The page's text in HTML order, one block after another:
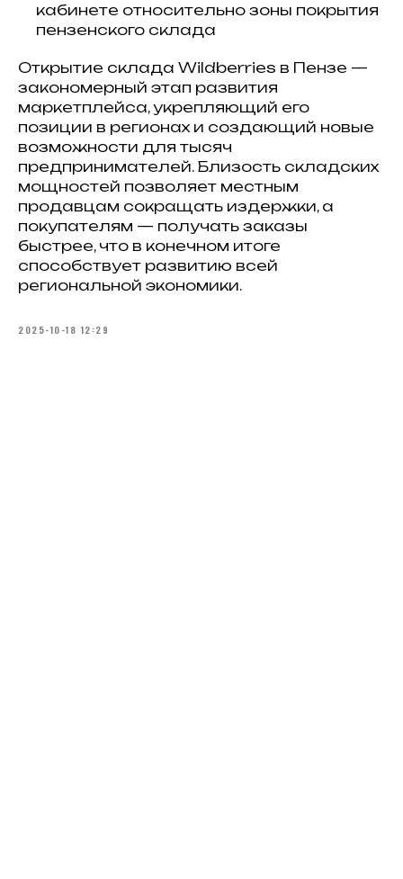
кабинете относительно зоны покрытия
пензенского склада
Открытие склада Wildberries в Пензе —
закономерный этап развития
маркетплейса, укрепляющий его
позиции в регионах и создающий новые
возможности для тысяч
предпринимателей. Близость складских
мощностей позволяет местным
продавцам сокращать издержки, а
покупателям — получать заказы
быстрее, что в конечном итоге
способствует развитию всей
региональной экономики.
2025-10-18 12:29